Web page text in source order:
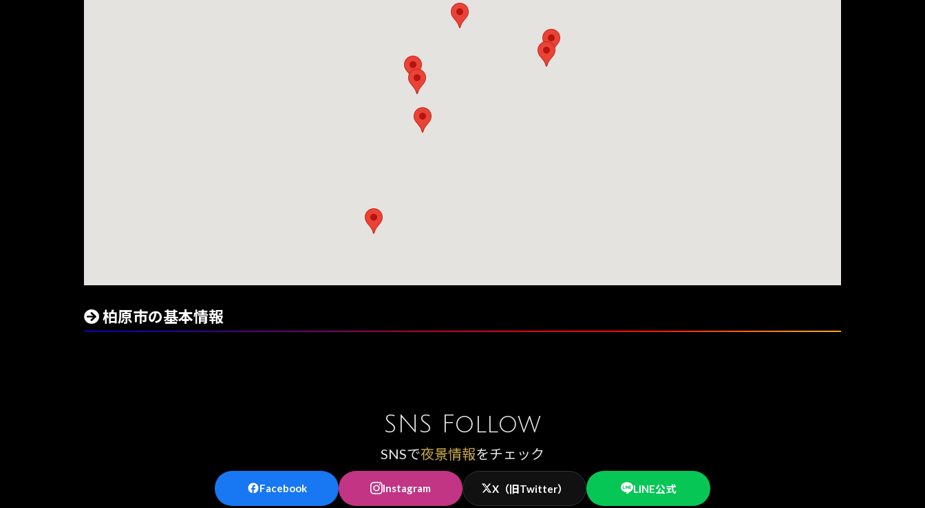
柏原市の基本情報
SNS Follow
SNSで夜景情報をチェック
Facebook Instagram X（旧Twitter） LINE公式